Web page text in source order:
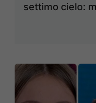
settimo cielo: